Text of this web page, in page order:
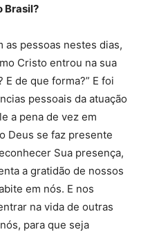
Brasil?
as pessoas nestes dias,
Cristo entrou na sua
de que forma?” E foi
pessoais da atuação
a pena de vez em
Deus se faz presente
Sua presença,
a gratidão de nossos
em nós. E nos
na vida de outras
para que seja